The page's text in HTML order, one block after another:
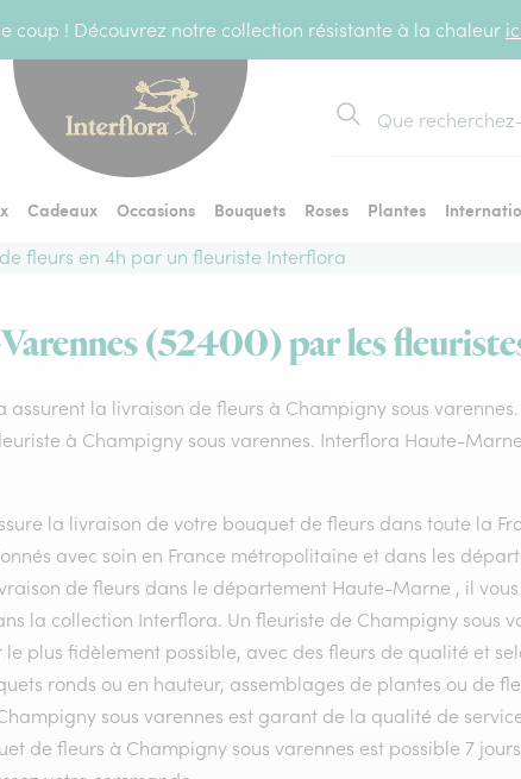
coup ! Découvrez notre collection résistante à la chaleur
Rechercher
Cadeaux Occasions Bouquets Roses Plantes
fleurs en 4h par un fleuriste Interflora
(52400) par les
assurent la livraison de fleurs à Champigny sous
à Champigny sous varennes. Interflora Haute-
la livraison de votre bouquet de fleurs dans toute la
avec soin en France métropolitaine et dans les
de fleurs dans le département Haute-Marne , il
la collection Interflora. Un fleuriste de Champigny sous
plus fidèlement possible, avec des fleurs de qualité et
ronds ou en hauteur, assemblages de plantes ou de
sous varennes est garant de la qualité de
de fleurs à Champigny sous varennes est possible 7